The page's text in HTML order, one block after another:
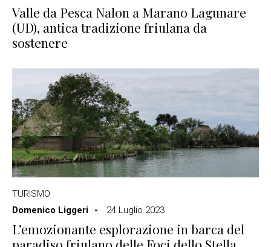
Valle da Pesca Nalon a Marano Lagunare
(UD), antica tradizione friulana da
sostenere
TURISMO
Domenico Liggeri
24 Luglio 2023
L’emozionante esplorazione in barca del